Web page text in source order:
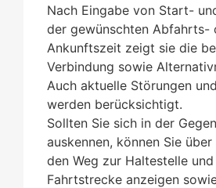
Nach Eingabe von Start-
der gewünschten Abfahrts-
Ankunftszeit zeigt sie die
Verbindung sowie
Auch aktuelle Störungen
werden berücksichtigt.
Sollten Sie sich in der
auskennen, können Sie
den Weg zur Haltestelle
Fahrtstrecke anzeigen